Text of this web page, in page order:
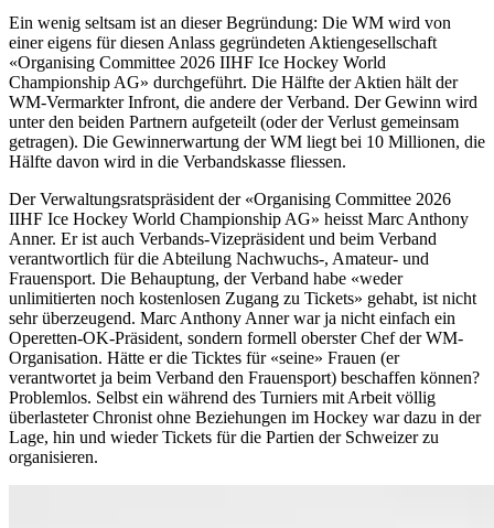
Ein wenig seltsam ist an dieser Begründung: Die WM wird von
einer eigens für diesen Anlass gegründeten Aktiengesellschaft
«Organising Committee 2026 IIHF Ice Hockey World
Championship AG» durchgeführt. Die Hälfte der Aktien hält der
WM-Vermarkter Infront, die andere der Verband. Der Gewinn wird
unter den beiden Partnern aufgeteilt (oder der Verlust gemeinsam
getragen). Die Gewinnerwartung der WM liegt bei 10 Millionen, die
Hälfte davon wird in die Verbandskasse fliessen.
Der Verwaltungsratspräsident der «Organising Committee 2026
IIHF Ice Hockey World Championship AG» heisst Marc Anthony
Anner. Er ist auch Verbands-Vizepräsident und beim Verband
verantwortlich für die Abteilung Nachwuchs-, Amateur- und
Frauensport. Die Behauptung, der Verband habe «weder
unlimitierten noch kostenlosen Zugang zu Tickets» gehabt, ist nicht
sehr überzeugend. Marc Anthony Anner war ja nicht einfach ein
Operetten-OK-Präsident, sondern formell oberster Chef der WM-
Organisation. Hätte er die Ticktes für «seine» Frauen (er
verantwortet ja beim Verband den Frauensport) beschaffen können?
Problemlos. Selbst ein während des Turniers mit Arbeit völlig
überlasteter Chronist ohne Beziehungen im Hockey war dazu in der
Lage, hin und wieder Tickets für die Partien der Schweizer zu
organisieren.